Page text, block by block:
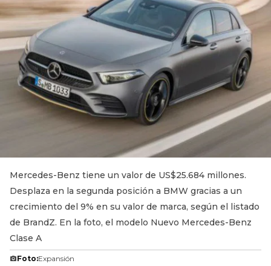
Mercedes-Benz tiene un valor de US$25.684 millones.
Desplaza en la segunda posición a BMW gracias a un
crecimiento del 9% en su valor de marca, según el listado
de BrandZ. En la foto, el modelo Nuevo Mercedes-Benz
Clase A
Foto:Expansión